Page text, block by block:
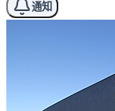
通知